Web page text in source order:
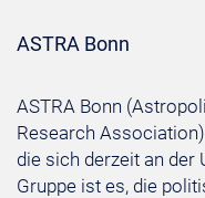
ASTRA Bonn
ASTRA Bonn
Research
die sich derzeit an der
Gruppe ist es, die